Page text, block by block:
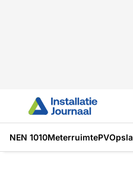
NEN 1010MeterruimtePV